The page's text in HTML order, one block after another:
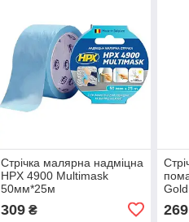
Стрічка малярна надміцна
HPX 4900 Multimask
50мм*25м
309₴ 269